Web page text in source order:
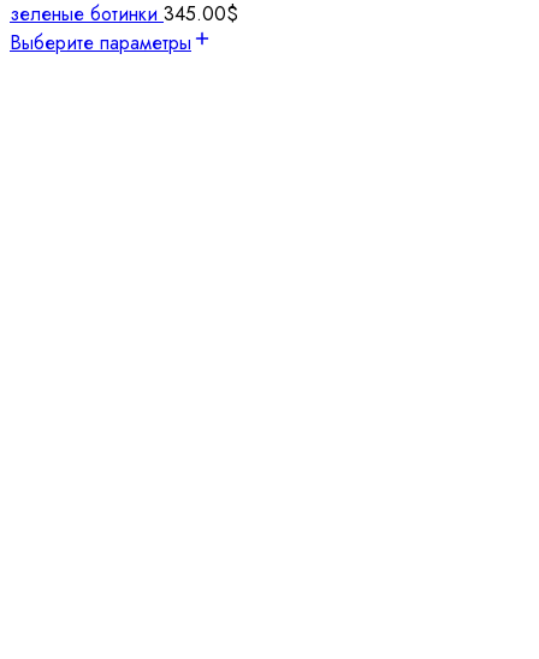
зеленые ботинки 345.00$
Выберите параметры